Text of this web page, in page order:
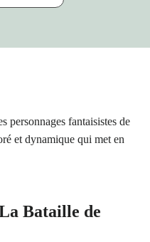
Bataille de